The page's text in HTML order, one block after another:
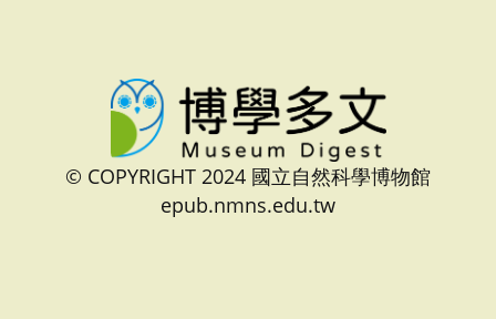
© COPYRIGHT 2024 國立自然科學博物館
epub.nmns.edu.tw